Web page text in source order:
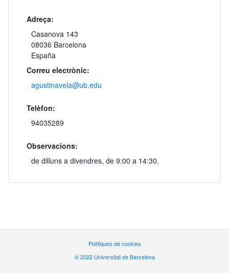
Adreça:
Casanova 143
08036 Barcelona
España
Correu electrònic:
agustinavela@ub.edu
Telèfon:
94035289
Observacions:
de dilluns a divendres, de 9:00 a 14:30.
Polítiques de cookies
© 2022 Universitat de Barcelona